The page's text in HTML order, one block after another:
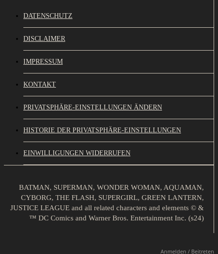
DATENSCHUTZ
DISCLAIMER
IMPRESSUM
KONTAKT
PRIVATSPHÄRE-EINSTELLUNGEN ÄNDERN
HISTORIE DER PRIVATSPHÄRE-EINSTELLUNGEN
EINWILLIGUNGEN WIDERRUFEN
BATMAN, SUPERMAN, WONDER WOMAN, AQUAMAN,
CYBORG, THE FLASH, SUPERGIRL, GREEN LANTERN,
JUSTICE LEAGUE and all related characters and elements © &
™ DC Comics and Warner Bros. Entertainment Inc. (s24)
Anmelden / Beitreten